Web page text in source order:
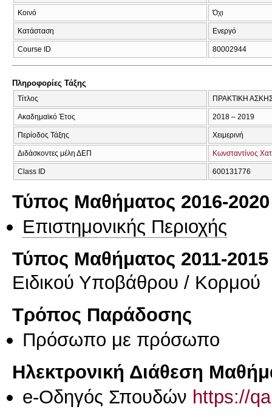
Κοινό Όχι
Κατάσταση Ενεργό
Course ID 80002944
Πληροφορίες Τάξης
Τίτλος ΠΡΑΚΤΙΚΗ
Ακαδημαϊκό Έτος 2018 – 2019
Περίοδος Τάξης Χειμερινή
Διδάσκοντες μέλη ΔΕΠ Κωνσταντίνος
Class ID 600131776
Τύπος Μαθήματος 2016-2020
Επιστημονικής Περιοχής
Τύπος Μαθήματος 2011-2015
Ειδικού Υποβάθρου / Κορμού
Τρόπος Παράδοσης
Πρόσωπο με πρόσωπο
Ηλεκτρονική Διάθεση
e-Οδηγός Σπουδών https://